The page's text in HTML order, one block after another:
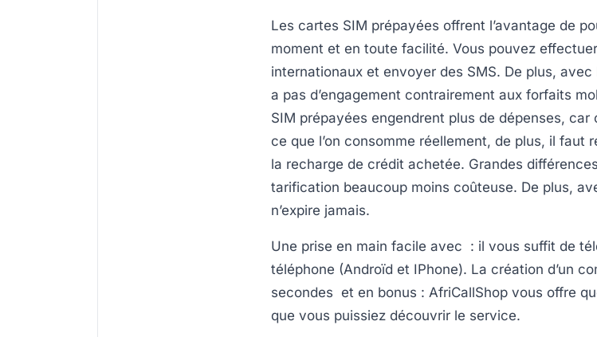
Les cartes SIM prépayées offrent l’avantage de
moment et en toute facilité. Vous pouvez
internationaux et envoyer des SMS. De plus, avec
a pas d’engagement contrairement aux forfaits
SIM prépayées engendrent plus de dépenses,
ce que l’on consomme réellement, de plus, il faut
la recharge de crédit achetée. Grandes
tarification beaucoup moins coûteuse. De plus,
n’expire jamais.
Une prise en main facile avec : il vous suffit de
téléphone (Androïd et IPhone). La création d’un
secondes et en bonus : AfriCallShop vous offre
que vous puissiez découvrir le service.